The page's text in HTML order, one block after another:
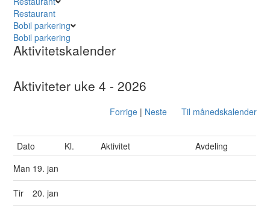
Restaurant
Bobil parkering
Bobil parkering
Aktivitetskalender
Aktiviteter uke 4 - 2026
Forrige| Neste Til månedskalender
Dato Kl. Aktivitet
Avdeling
Man 19. jan
Tir 20. jan